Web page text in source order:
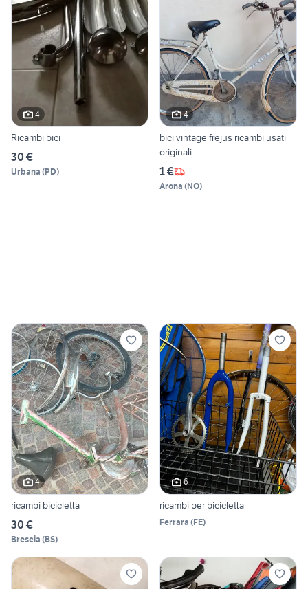
4
Ricambi bici
30 €
Urbana (PD)
4
bici vintage frejus ricambi usati
originali
1 €
Arona (NO)
4
ricambi bicicletta
30 €
Brescia (BS)
6
ricambi per bicicletta
Ferrara (FE)